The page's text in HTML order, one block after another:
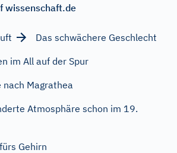
wissenschaft.de
Das schwächere Geschlecht
im All auf der Spur
nach Magrathea
Atmosphäre schon im 19.
Gehirn